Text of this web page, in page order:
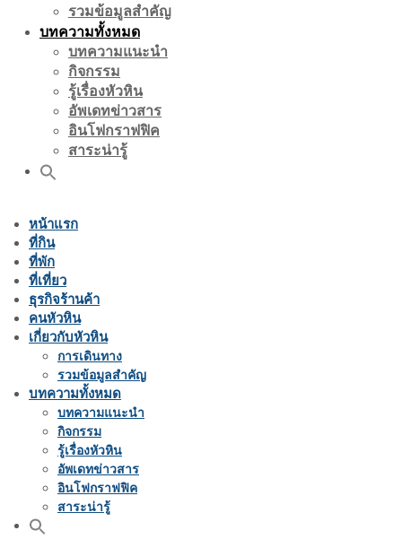
รวมข้อมูลสำคัญ
บทความทั้งหมด
บทความแนะนำ
กิจกรรม
รู้เรื่องหัวหิน
อัพเดทข่าวสาร
อินโฟกราฟฟิค
สาระน่ารู้
หน้าแรก
ที่กิน
ที่พัก
ที่เที่ยว
ธุรกิจร้านค้า
คนหัวหิน
เกี่ยวกับหัวหิน
การเดินทาง
รวมข้อมูลสำคัญ
บทความทั้งหมด
บทความแนะนำ
กิจกรรม
รู้เรื่องหัวหิน
อัพเดทข่าวสาร
อินโฟกราฟฟิค
สาระน่ารู้